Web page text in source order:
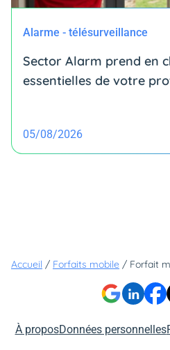
Alarme - télésurveillance
Sector Alarm prend en
essentielles de votre
05/08/2026
Accueil / Forfaits mobile /
À proposDonnées personnelles